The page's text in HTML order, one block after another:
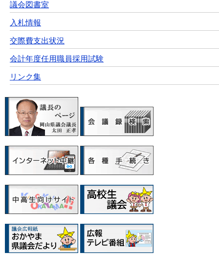
議会図書室
入札情報
交際費支出状況
会計年度任用職員採用試験
リンク集